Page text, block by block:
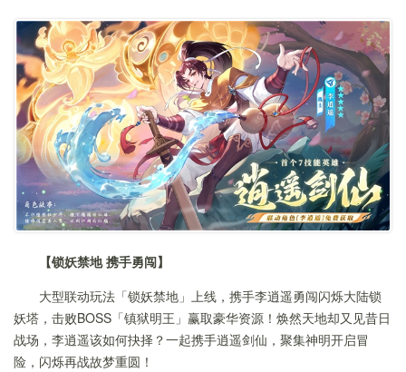
【锁妖禁地 携手勇闯】
大型联动玩法「锁妖禁地」上线，携手李逍遥勇闯闪烁大陆锁
妖塔，击败BOSS「镇狱明王」赢取豪华资源！焕然天地却又见昔日
战场，李逍遥该如何抉择？一起携手逍遥剑仙，聚集神明开启冒
险，闪烁再战故梦重圆！